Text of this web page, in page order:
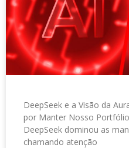
DeepSeek e a Visão da
por Manter Nosso
DeepSeek dominou as
chamando atenção